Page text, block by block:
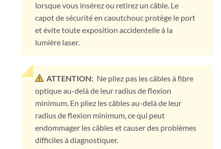
lorsque vous insérez ou retirez un câble. Le
capot de sécurité en caoutchouc protège le port
et évite toute exposition accidentelle à la
lumière laser.
ATTENTION: Ne pliez pas les câbles à fibre
optique au-delà de leur radius de flexion
minimum. En pliez les câbles au-delà de leur
radius de flexion minimum, ce qui peut
endommager les câbles et causer des problèmes
difficiles à diagnostiquer.